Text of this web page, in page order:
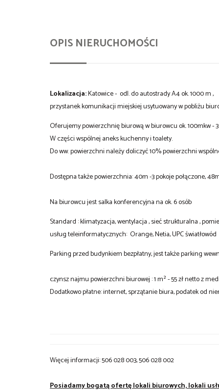
OPIS NIERUCHOMOŚCI
Lokalizacja:Katowice - odl. do autostrady A4 ok. 1000 m ,
przystanek komunikacji miejskiej usytuowany w pobliżu
Oferujemy powierzchnię biurową w biurowcu ok. 100mkw -
W części wspólnej aneks kuchenny i toalety.
Do ww. powierzchni należy doliczyć 10% powierzchni
Dostępna także powierzchnia: 40m -3 pokoje połączone,
Na biurowcu jest salka konferencyjna na ok. 6 osób
Standard : klimatyzacja, wentylacja , sieć strukturalna ,
usług teleinformatycznych: Orange, Netia, UPC światłowód
Parking przed budynkiem bezpłatny, jest także parking
czynsz najmu powierzchni biurowej : 1 m² - 55 zł netto z
Dodatkowo płatne: internet, sprzątanie biura, podatek od
Więcej informacji: 506 028 003, 506 028 002
Posiadamy bogatą ofertę lokali biurowych, lokali